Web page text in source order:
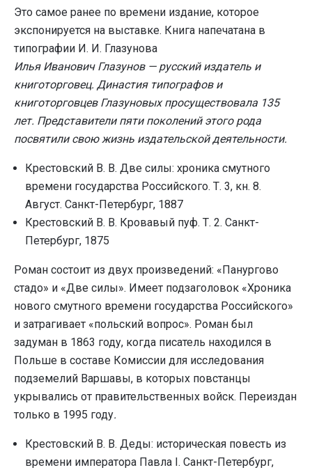
Это самое ранее по времени издание, которое
экспонируется на выставке. Книга напечатана в
типографии И. И. Глазунова
Илья Иванович Глазунов — русский издатель и
книготорговец. Династия типографов и
книготорговцев Глазуновых просуществовала 135
лет. Представители пяти поколений этого рода
посвятили свою жизнь издательской деятельности.
Крестовский В. В. Две силы: хроника смутного
времени государства Российского. Т. 3, кн. 8.
Август. Санкт-Петербург, 1887
Крестовский В. В. Кровавый пуф. Т. 2. Санкт-
Петербург, 1875
Роман состоит из двух произведений: «Панургово
стадо» и «Две силы». Имеет подзаголовок «Хроника
нового смутного времени государства Российского»
и затрагивает «польский вопрос». Роман был
задуман в 1863 году, когда писатель находился в
Польше в составе Комиссии для исследования
подземелий Варшавы, в которых повстанцы
укрывались от правительственных войск. Переиздан
только в 1995 году.
Крестовский В. В. Деды: историческая повесть из
времени императора Павла I. Санкт-Петербург,